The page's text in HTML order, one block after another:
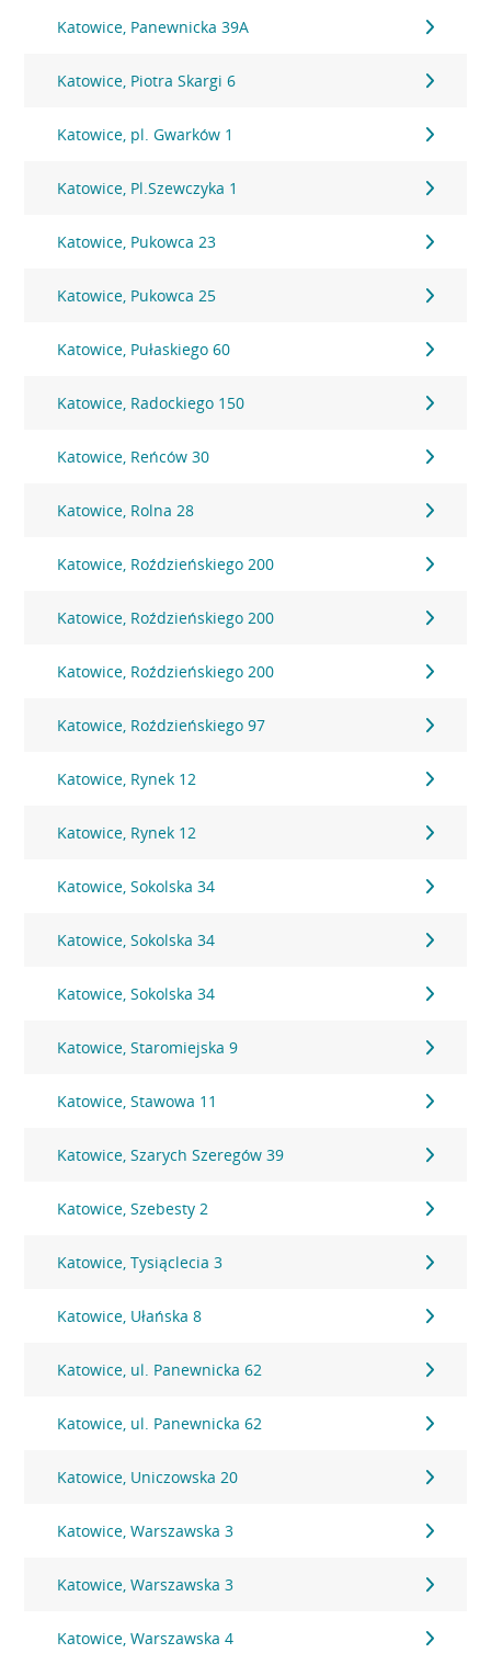
Katowice, Panewnicka 39A
Katowice, Piotra Skargi 6
Katowice, pl. Gwarków 1
Katowice, Pl.Szewczyka 1
Katowice, Pukowca 23
Katowice, Pukowca 25
Katowice, Pułaskiego 60
Katowice, Radockiego 150
Katowice, Reńców 30
Katowice, Rolna 28
Katowice, Roździeńskiego 200
Katowice, Roździeńskiego 200
Katowice, Roździeńskiego 200
Katowice, Roździeńskiego 97
Katowice, Rynek 12
Katowice, Rynek 12
Katowice, Sokolska 34
Katowice, Sokolska 34
Katowice, Sokolska 34
Katowice, Staromiejska 9
Katowice, Stawowa 11
Katowice, Szarych Szeregów 39
Katowice, Szebesty 2
Katowice, Tysiąclecia 3
Katowice, Ułańska 8
Katowice, ul. Panewnicka 62
Katowice, ul. Panewnicka 62
Katowice, Uniczowska 20
Katowice, Warszawska 3
Katowice, Warszawska 3
Katowice, Warszawska 4